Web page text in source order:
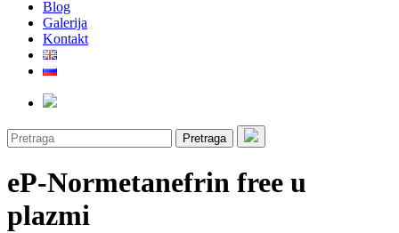
Blog
Galerija
Kontakt
Pretraga
eP-Normetanefrin free u
plazmi